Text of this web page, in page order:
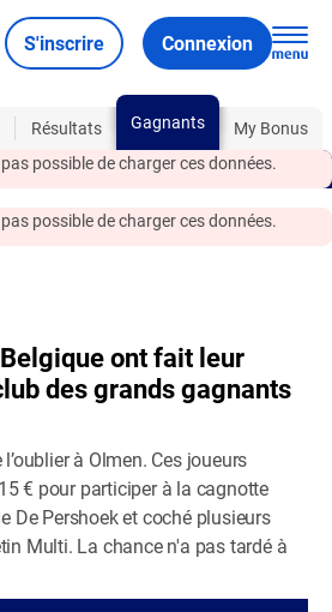
S'inscrire Connexion
Résultats Gagnants
My Bonus
possible de charger ces données.
possible de charger ces données.
ont fait leur
des grands gagnants
à Olmen. Ces joueurs
€ pour participer à la cagnotte
De Pershoek et coché plusieurs
Multi. La chance n'a pas tardé à